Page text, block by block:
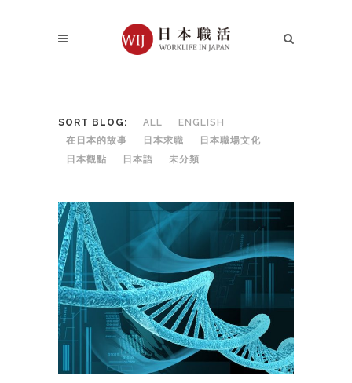
SORT BLOG: ALL
ENGLISH
在日本的故事
日本求職
日本職場文化
日本觀點
日本語 未分類